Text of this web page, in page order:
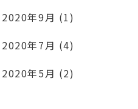
2020年9月 (1)
2020年7月 (4)
2020年5月 (2)